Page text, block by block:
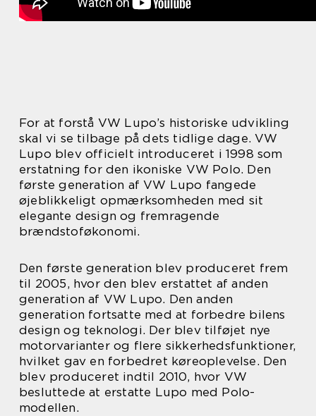
For at forstå VW Lupo’s historiske udvikling
skal vi se tilbage på dets tidlige dage. VW
Lupo blev officielt introduceret i 1998 som
erstatning for den ikoniske VW Polo. Den
første generation af VW Lupo fangede
øjeblikkeligt opmærksomheden med sit
elegante design og fremragende
brændstoføkonomi.
Den første generation blev produceret frem
til 2005, hvor den blev erstattet af anden
generation af VW Lupo. Den anden
generation fortsatte med at forbedre bilens
design og teknologi. Der blev tilføjet nye
motorvarianter og flere sikkerhedsfunktioner,
hvilket gav en forbedret køreoplevelse. Den
blev produceret indtil 2010, hvor VW
besluttede at erstatte Lupo med Polo-
modellen.